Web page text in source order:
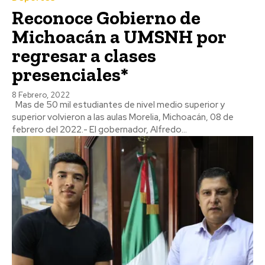
Reconoce Gobierno de
Michoacán a UMSNH por
regresar a clases
presenciales*
8 Febrero, 2022
Mas de 50 mil estudiantes de nivel medio superior y
superior volvieron a las aulas Morelia, Michoacán, 08 de
febrero del 2022.- El gobernador, Alfredo...